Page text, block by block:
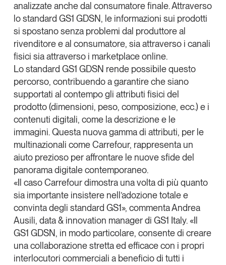
analizzate anche dal consumatore finale. Attraverso
lo standard GS1 GDSN, le informazioni sui prodotti
si spostano senza problemi dal produttore al
rivenditore e al consumatore, sia attraverso i canali
fisici sia attraverso i marketplace online.
Lo standard GS1 GDSN rende possibile questo
percorso, contribuendo a garantire che siano
supportati al contempo gli attributi fisici del
prodotto(dimensioni, peso, composizione, ecc.) e i
contenuti digitali, come la descrizione e le
immagini. Questa nuova gamma di attributi, per le
multinazionali come Carrefour, rappresenta un
aiuto prezioso per affrontare le nuove sfide del
panorama digitale contemporaneo.
«Il caso Carrefour dimostra una volta di più quanto
sia importante insistere nell’adozione totale e
convinta degli standard GS1», commenta Andrea
Ausili, data & innovation manager di GS1 Italy. «Il
GS1 GDSN, in modo particolare, consente di creare
unacollaborazione stretta ed efficace con i propri
interlocutori commerciali a beneficio di tutti i